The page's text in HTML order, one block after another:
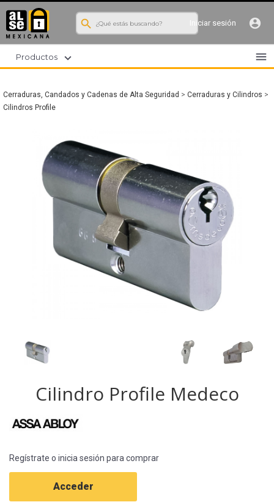
search Iniciar sesión account_circle
menu
Productos expand_more
Cerraduras, Candados y Cadenas de Alta Seguridad > Cerraduras y Cilindros >
Cilindros Profile
Cilindro Profile Medeco
Regístrate o inicia sesión para comprar
Acceder